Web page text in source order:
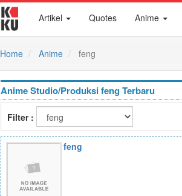
Artikel Quotes Anime
Home Anime feng
Anime Studio/Produksi feng Terbaru
Filter :
feng